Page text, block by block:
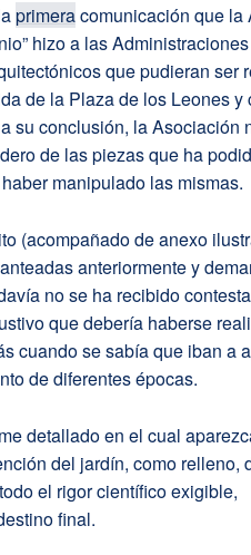
primeracomunicación que la
hizo a las
que pudieran ser
de la Plaza de los Leones y
su conclusión, la Asociación
de las piezas que ha
manipulado las mismas.
(acompañado de anexo
anteriormente y
no se ha recibido
que debería haberse
cuando se sabía que iban a
de diferentes épocas.
detallado en el cual
del jardín, como relleno,
el rigor científico exigible,
final.